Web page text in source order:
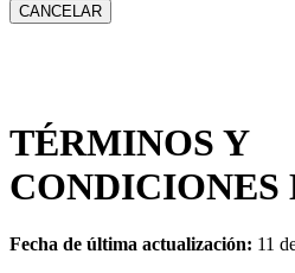
CANCELAR
TÉRMINOS Y
CONDICIONES
Fecha de última actualización: 11